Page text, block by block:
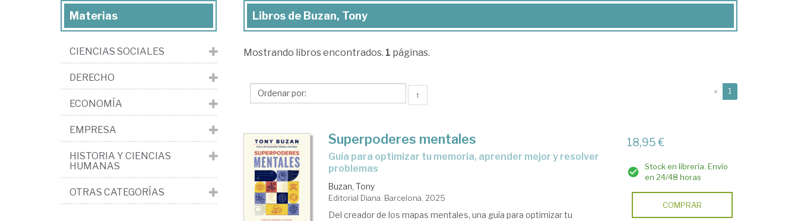
Libros
Buzan,
Libros de Buzan, Tony
Mostrando libros encontrados. 1 páginas.
↑ « 1
Superpoderes mentales
Guía para optimizar tu memoria, aprender mejor y resolver
problemas
Buzan, Tony
Editorial Diana. Barcelona, 2025
Del creador de los mapas mentales, una guía para optimizar tu
18,95 €
Stock en librería. Envío
en 24/48 horas
COMPRAR
Materias
CIENCIAS SOCIALES
DERECHO
ECONOMÍA
EMPRESA
HISTORIA Y CIENCIAS
HUMANAS
OTRAS CATEGORÍAS